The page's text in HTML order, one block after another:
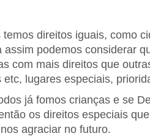
direitos iguais, como
assim podemos considerar
com mais direitos que
lugares especiais,
já fomos crianças e se
os direitos especiais
agraciar no futuro.